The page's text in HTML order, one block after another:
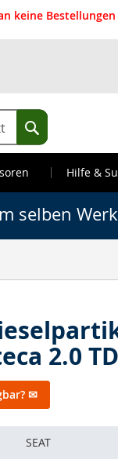
Suche
Hilfe &
selben
2.0
✉
SEAT